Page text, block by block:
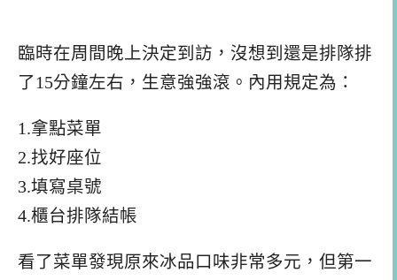
臨時在周間晚上決定到訪，沒想到還是排隊排
了15分鐘左右，生意強強滾。內用規定為：
1.拿點菜單
2.找好座位
3.填寫桌號
4.櫃台排隊結帳
看了菜單發現原來冰品口味非常多元，但第一